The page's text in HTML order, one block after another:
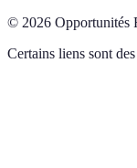
© 2026 Opportunités
Certains liens sont